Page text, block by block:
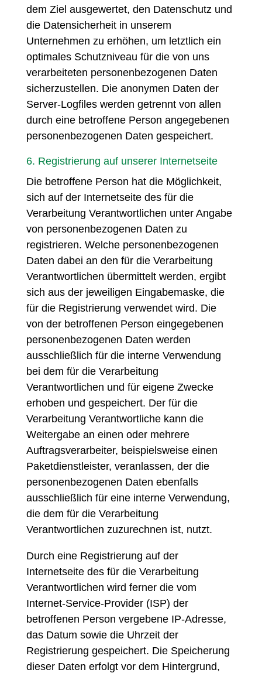
dem Ziel ausgewertet, den Datenschutz und
die Datensicherheit in unserem
Unternehmen zu erhöhen, um letztlich ein
optimales Schutzniveau für die von uns
verarbeiteten personenbezogenen Daten
sicherzustellen. Die anonymen Daten der
Server-Logfiles werden getrennt von allen
durch eine betroffene Person angegebenen
personenbezogenen Daten gespeichert.
6. Registrierung auf unserer Internetseite
Die betroffene Person hat die Möglichkeit,
sich auf der Internetseite des für die
Verarbeitung Verantwortlichen unter Angabe
von personenbezogenen Daten zu
registrieren. Welche personenbezogenen
Daten dabei an den für die Verarbeitung
Verantwortlichen übermittelt werden, ergibt
sich aus der jeweiligen Eingabemaske, die
für die Registrierung verwendet wird. Die
von der betroffenen Person eingegebenen
personenbezogenen Daten werden
ausschließlich für die interne Verwendung
bei dem für die Verarbeitung
Verantwortlichen und für eigene Zwecke
erhoben und gespeichert. Der für die
Verarbeitung Verantwortliche kann die
Weitergabe an einen oder mehrere
Auftragsverarbeiter, beispielsweise einen
Paketdienstleister, veranlassen, der die
personenbezogenen Daten ebenfalls
ausschließlich für eine interne Verwendung,
die dem für die Verarbeitung
Verantwortlichen zuzurechnen ist, nutzt.
Durch eine Registrierung auf der
Internetseite des für die Verarbeitung
Verantwortlichen wird ferner die vom
Internet-Service-Provider (ISP) der
betroffenen Person vergebene IP-Adresse,
das Datum sowie die Uhrzeit der
Registrierung gespeichert. Die Speicherung
dieser Daten erfolgt vor dem Hintergrund,